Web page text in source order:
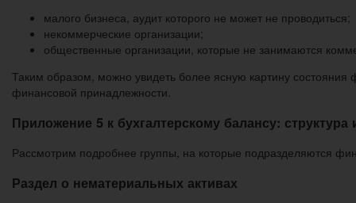
малого бизнеса, аудит которого не может не проводиться;
некоммерческие организации;
общественные организации, которые не занимаются
Таким образом, можно увидеть более ясную картину
финансовой принадлежности.
Приложение 5 к бухгалтерскому балансу:
Рассмотрим подробнее группы, на которые подразделяются
Раздел о нематериальных активах